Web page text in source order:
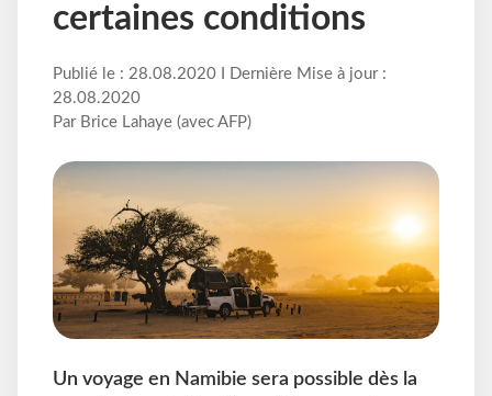
certaines conditions
Publié le : 28.08.2020 I Dernière Mise à jour :
28.08.2020
Par Brice Lahaye (avec AFP)
Un voyage en Namibie sera possible dès la